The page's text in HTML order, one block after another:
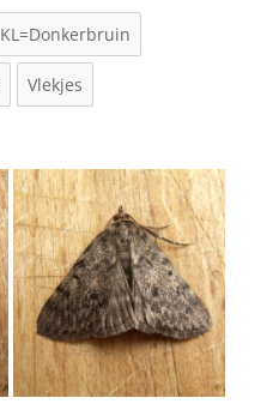
KL=Donkerbruin
Vlekjes